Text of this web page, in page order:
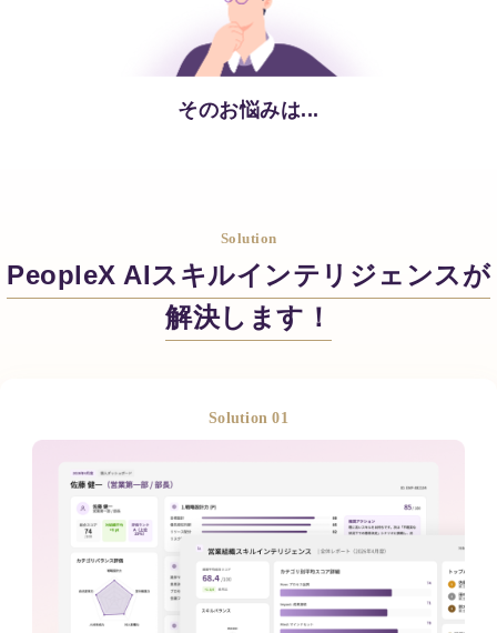
そのお悩みは...
Solution
PeopleX AIスキルインテリジェンスが
解決します！
Solution 01